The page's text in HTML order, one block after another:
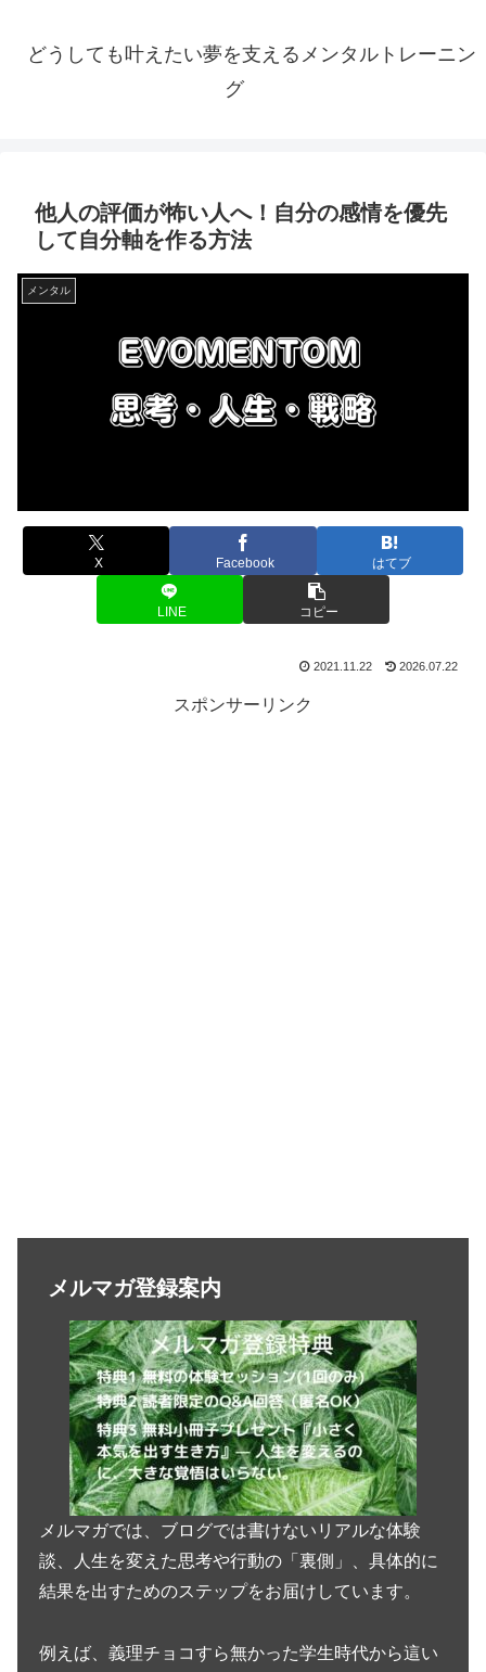
どうしても叶えたい夢を支えるメンタルトレーニン
グ
他人の評価が怖い人へ！自分の感情を優先
して自分軸を作る方法
メンタル
X Facebook はてブ
LINE コピー
2021.11.22 2026.07.22
スポンサーリンク
メルマガ登録案内
メルマガでは、ブログでは書けないリアルな体験
談、人生を変えた思考や行動の「裏側」、具体的に
結果を出すためのステップをお届けしています。
例えば、義理チョコすら無かった学生時代から這い